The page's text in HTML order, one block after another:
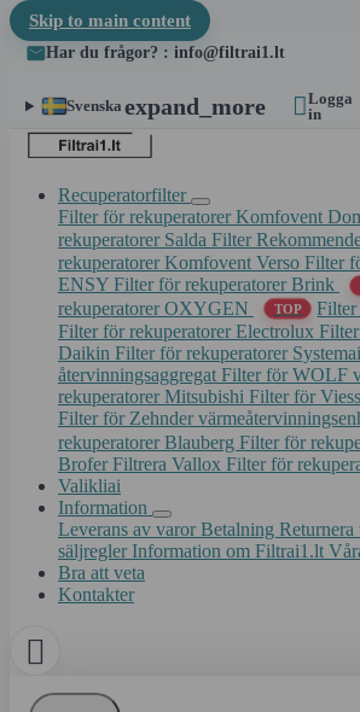
Skip to main content
Har du frågor? : info@filtrai1.lt
Svenska expand_more Logga
in
Recuperatorfilter
Filter för rekuperatorer Komfovent
rekuperatorer Salda Filter
rekuperatorer Komfovent Verso Filter
ENSY Filter för rekuperatorer Brink
rekuperatorer OXYGEN
TOP
Filter
Filter för rekuperatorer Electrolux
Daikin Filter för rekuperatorer
återvinningsaggregat Filter för WOLF
rekuperatorer Mitsubishi Filter för
Filter för Zehnder
rekuperatorer Blauberg Filter för
Brofer Filtrera Vallox Filter för
Valikliai
Information
Leverans av varor Betalning Returnera
säljregler Information om Filtrai1.lt
Bra att veta
Kontakter
